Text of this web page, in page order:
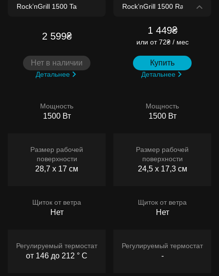
2 599₴
Нет в наличии
Детальнее
Мощность
1500 Вт
Размер рабочей
поверхности
28,7 x 17 см
Щиток от ветра
Нет
Регулируемый термостат
от 146 до 212 ° C
1 449₴
или от 72₴ / мес
Купить
Детальнее
Мощность
1500 Вт
Размер рабочей
поверхности
24,5 х 17,3 см
Щиток от ветра
Нет
Регулируемый термостат
-